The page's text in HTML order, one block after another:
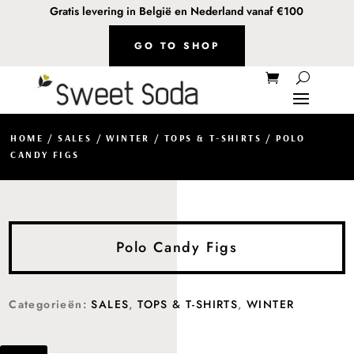
Gratis levering in België en Nederland vanaf €100
GO TO SHOP
HOME /SALES /WINTER /TOPS & T-SHIRTS / POLO
CANDY FIGS
Polo Candy Figs
Categorieën:SALES,TOPS & T-SHIRTS,WINTER